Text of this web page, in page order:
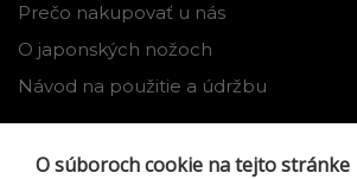
Prečo nakupovať u nás
O japonských nožoch
Návod na použitie a údržbu
O súboroch cookie na tejto stránke